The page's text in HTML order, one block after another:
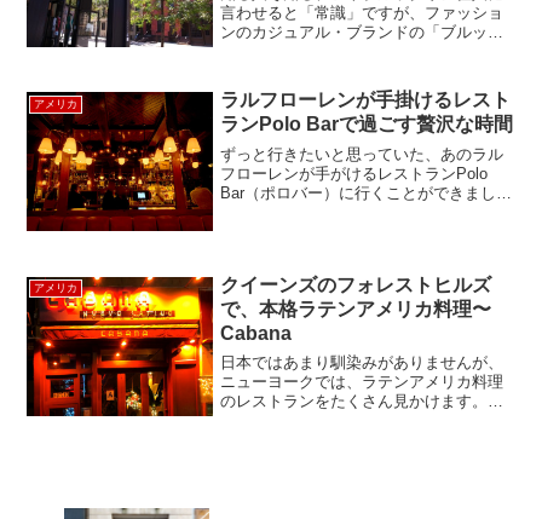
Industries”
言わせると「常識」ですが、ファッショ
ンのカジュアル・ブランドの「ブルック
（現金しか取らないんです)「ピーター・
ルガー・ステーキハウス」...
アメリカ
ラルフローレンが手掛けるレスト
ランPolo Barで過ごす贅沢な時間
ずっと行きたいと思っていた、あのラル
フローレンが手がけるレストランPolo
Bar（ポロバー）に行くことができまし
アメリカ
クイーンズのフォレストヒルズ
で、本格ラテンアメリカ料理〜
Cabana
日本ではあまり馴染みがありませんが、
ニューヨークでは、ラテンアメリカ料理
のレストランをたくさん見かけます。